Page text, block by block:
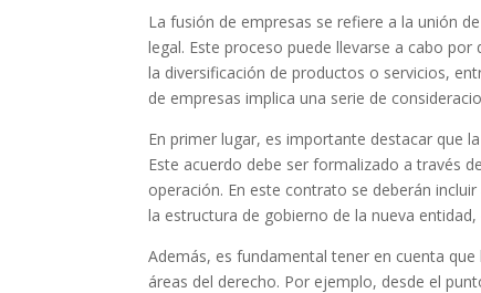
La fusión de empresas se refiere a la unión
legal. Este proceso puede llevarse a cabo
la diversificación de productos o servicios,
de empresas implica una serie de
En primer lugar, es importante destacar que
Este acuerdo debe ser formalizado a través
operación. En este contrato se deberán
la estructura de gobierno de la nueva
Además, es fundamental tener en cuenta
áreas del derecho. Por ejemplo, desde el